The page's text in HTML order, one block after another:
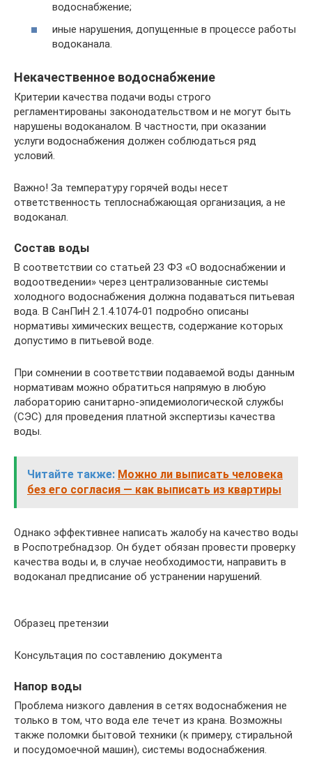
водоснабжение;
иные нарушения, допущенные в процессе работы
водоканала.
Некачественное водоснабжение
Критерии качества подачи воды строго
регламентированы законодательством и не могут быть
нарушены водоканалом. В частности, при оказании
услуги водоснабжения должен соблюдаться ряд
условий.
Важно! За температуру горячей воды несет
ответственность теплоснабжающая организация, а не
водоканал.
Состав воды
В соответствии со статьей 23 ФЗ «О водоснабжении и
водоотведении» через централизованные системы
холодного водоснабжения должна подаваться питьевая
вода. В СанПиН 2.1.4.1074-01 подробно описаны
нормативы химических веществ, содержание которых
допустимо в питьевой воде.
При сомнении в соответствии подаваемой воды данным
нормативам можно обратиться напрямую в любую
лабораторию санитарно-эпидемиологической службы
(СЭС) для проведения платной экспертизы качества
воды.
Читайте также: Можно ли выписать человека
без его согласия — как выписать из квартиры
Однако эффективнее написать жалобу на качество воды
в Роспотребнадзор. Он будет обязан провести проверку
качества воды и, в случае необходимости, направить в
водоканал предписание об устранении нарушений.
Образец претензии
Консультация по составлению документа
Напор воды
Проблема низкого давления в сетях водоснабжения не
только в том, что вода еле течет из крана. Возможны
также поломки бытовой техники (к примеру, стиральной
и посудомоечной машин), системы водоснабжения.